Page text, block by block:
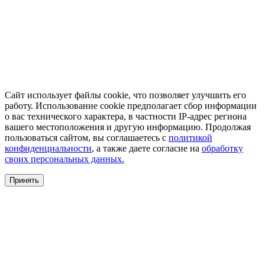
Сайт использует файлы cookie, что позволяет улучшить его
работу. Использование cookie предполагает сбор информации
о вас технического характера, в частности IP-адрес региона
вашего местоположения и другую информацию. Продолжая
пользоваться сайтом, вы соглашаетесь с политикой
конфиденциальности, а также даете согласие на обработку
своих персональных данных.
Принять